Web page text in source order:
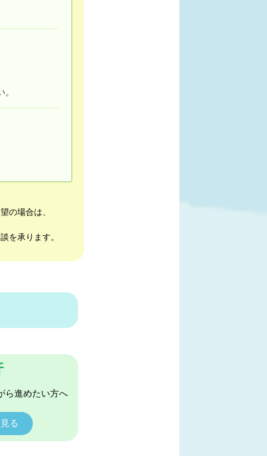
の場合は、
を承ります。
ら進めたい方へ
る